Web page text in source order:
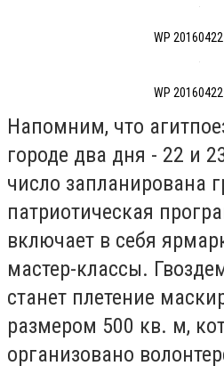
WP
WP
Напомним, что
городе два дня - 22 и
число запланирована
патриотическая
включает в себя
мастер-классы.
станет плетение
размером 500 кв. м,
организовано